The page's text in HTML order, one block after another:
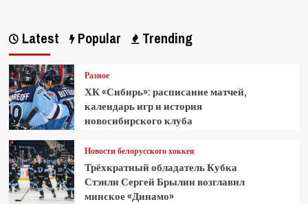
Latest Popular Trending
Разное
ХК «Сибирь»: расписание матчей,
календарь игр и история
новосибирского клуба
Новости белорусского хоккея
Трёхкратный обладатель Кубка
Стэнли Сергей Брылин возглавил
минское «Динамо»